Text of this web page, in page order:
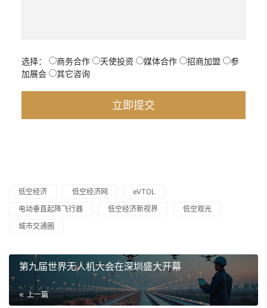
选择： 商务合作 天使投资 媒体合作 招商加盟
参
加展会
其它咨询
低空经济 低空经济网
eVTOL
电动垂直起降飞行器
低空经济新视界
低空观光
城市交通圈
第九届世界无人机大会在深圳盛大开幕
上一篇